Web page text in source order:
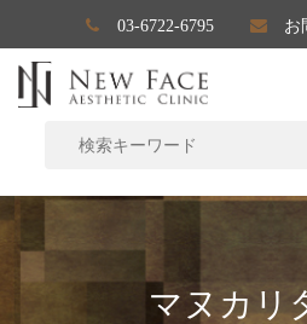
03-6722-6795 お
マヌカリ